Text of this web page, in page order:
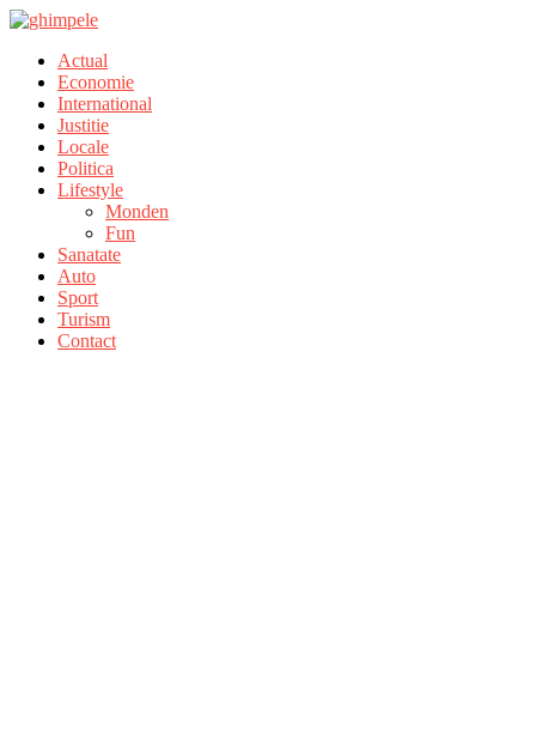
Actual
Economie
International
Justitie
Locale
Politica
Lifestyle
Monden
Fun
Sanatate
Auto
Sport
Turism
Contact